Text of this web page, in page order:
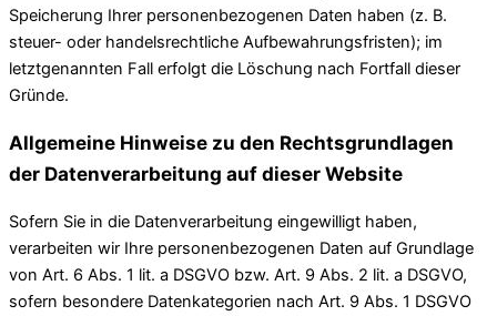
Speicherung Ihrer personenbezogenen Daten haben (z. B.
steuer- oder handelsrechtliche Aufbewahrungsfristen); im
letztgenannten Fall erfolgt die Löschung nach Fortfall dieser
Gründe.
Allgemeine Hinweise zu den Rechtsgrundlagen
der Datenverarbeitung auf dieser Website
Sofern Sie in die Datenverarbeitung eingewilligt haben,
verarbeiten wir Ihre personenbezogenen Daten auf Grundlage
von Art. 6 Abs. 1 lit. a DSGVO bzw. Art. 9 Abs. 2 lit. a DSGVO,
sofern besondere Datenkategorien nach Art. 9 Abs. 1 DSGVO